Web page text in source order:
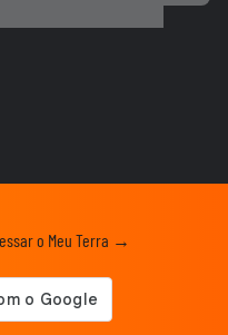
em Ormuz
‘louco’ de brigar com
o Meu Terra →